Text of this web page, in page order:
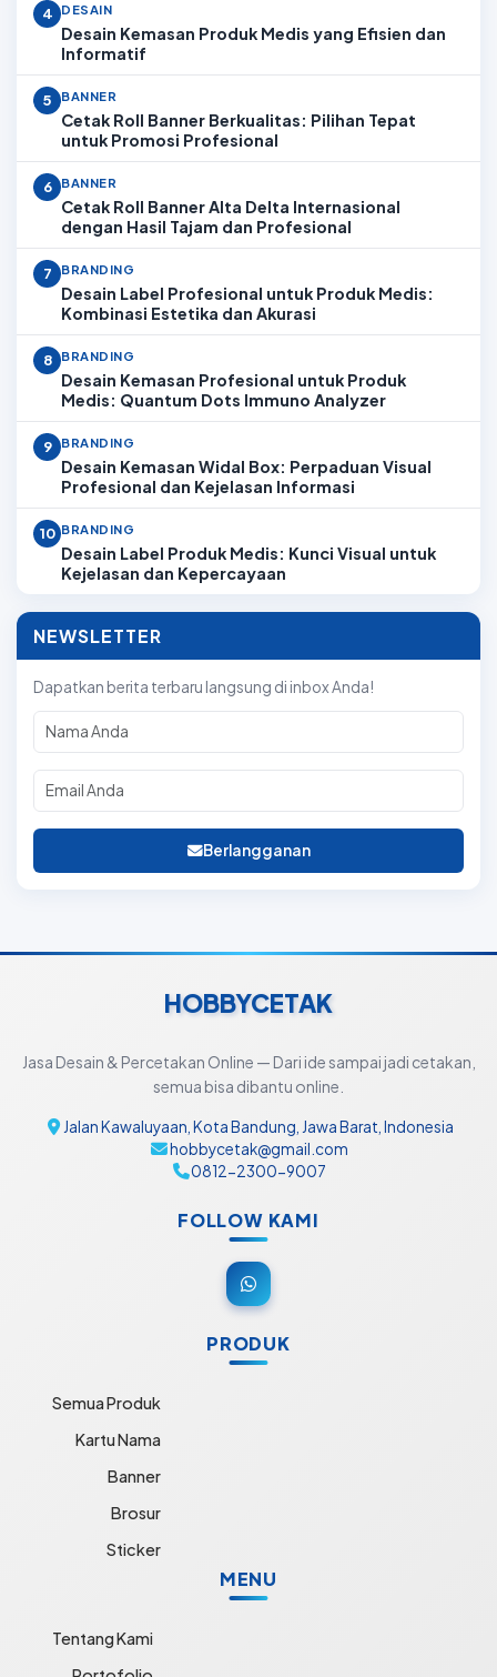
4 DESAIN
Desain Kemasan Produk Medis yang Efisien dan
Informatif
5 BANNER
Cetak Roll Banner Berkualitas: Pilihan Tepat
untuk Promosi Profesional
6 BANNER
Cetak Roll Banner Alta Delta Internasional
dengan Hasil Tajam dan Profesional
7 BRANDING
Desain Label Profesional untuk Produk Medis:
Kombinasi Estetika dan Akurasi
8 BRANDING
Desain Kemasan Profesional untuk Produk
Medis: Quantum Dots Immuno Analyzer
9 BRANDING
Desain Kemasan Widal Box: Perpaduan Visual
Profesional dan Kejelasan Informasi
10 BRANDING
Desain Label Produk Medis: Kunci Visual untuk
Kejelasan dan Kepercayaan
NEWSLETTER
Dapatkan berita terbaru langsung di inbox Anda!
Berlangganan
HOBBYCETAK
Jasa Desain & Percetakan Online — Dari ide sampai jadi cetakan,
semua bisa dibantu online.
Jalan Kawaluyaan, Kota Bandung, Jawa Barat, Indonesia
hobbycetak@gmail.com
0812-2300-9007
FOLLOW KAMI
PRODUK
Semua Produk
Kartu Nama
Banner
Brosur
Sticker
MENU
Tentang Kami